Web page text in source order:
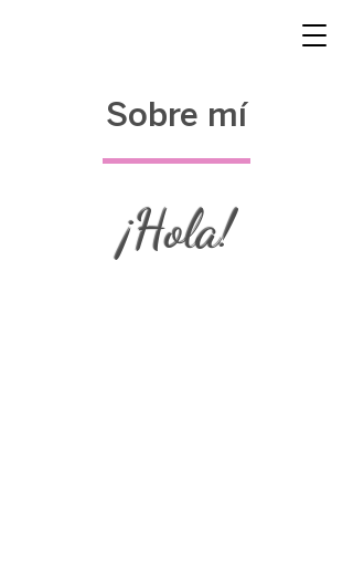
¡Haz tu pedido con anticipación!
Sobre mí
¡Hola!